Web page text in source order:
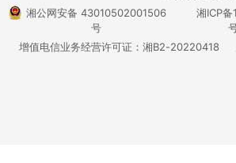
湘公网安备 43010502001506
号
湘ICP
增值电信业务经营许可证：湘B2-20220418